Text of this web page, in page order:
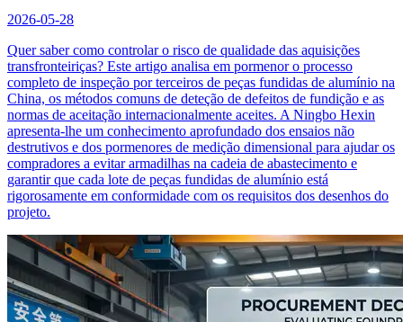
2026-05-28
Quer saber como controlar o risco de qualidade das aquisições
transfronteiriças? Este artigo analisa em pormenor o processo
completo de inspeção por terceiros de peças fundidas de alumínio na
China, os métodos comuns de deteção de defeitos de fundição e as
normas de aceitação internacionalmente aceites. A Ningbo Hexin
apresenta-lhe um conhecimento aprofundado dos ensaios não
destrutivos e dos pormenores de medição dimensional para ajudar os
compradores a evitar armadilhas na cadeia de abastecimento e
garantir que cada lote de peças fundidas de alumínio está
rigorosamente em conformidade com os requisitos dos desenhos do
projeto.